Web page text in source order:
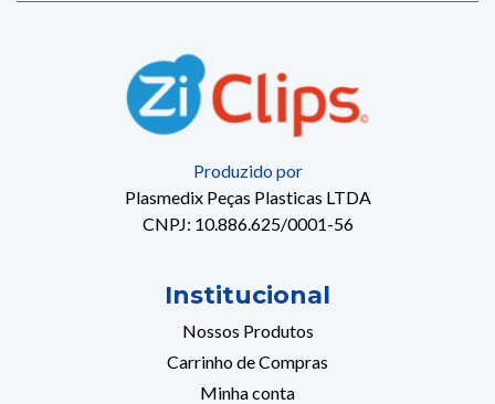
Produzido por
Plasmedix Peças Plasticas LTDA
CNPJ: 10.886.625/0001-56
Institucional
Nossos Produtos
Carrinho de Compras
Minha conta